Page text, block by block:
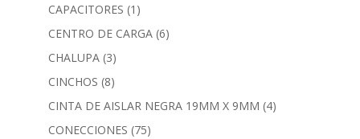
CAPACITORES (1)
CENTRO DE CARGA (6)
CHALUPA (3)
CINCHOS (8)
CINTA DE AISLAR NEGRA 19MM X 9MM (4)
CONECCIONES (75)